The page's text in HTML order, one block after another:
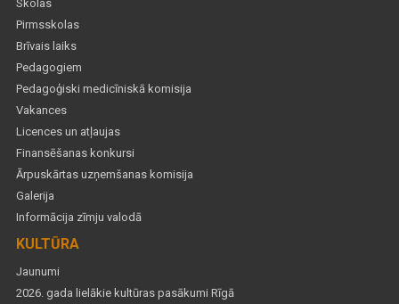
Skolas
Pirmsskolas
Brīvais laiks
Pedagogiem
Pedagoģiski medicīniskā komisija
Vakances
Licences un atļaujas
Finansēšanas konkursi
Ārpuskārtas uzņemšanas komisija
Galerija
Informācija zīmju valodā
KULTŪRA
Jaunumi
2026. gada lielākie kultūras pasākumi Rīgā